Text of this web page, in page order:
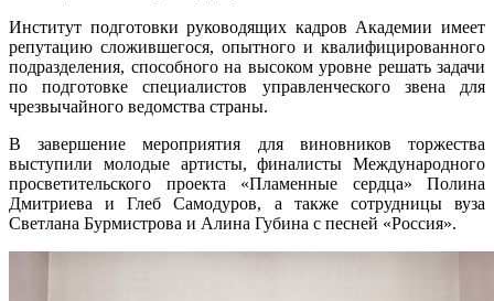
Институт подготовки руководящих кадров Академии имеет
репутацию сложившегося, опытного и квалифицированного
подразделения, способного на высоком уровне решать задачи
по подготовке специалистов управленческого звена для
чрезвычайного ведомства страны.
В завершение мероприятия для виновников торжества
выступили молодые артисты, финалисты Международного
просветительского проекта «Пламенные сердца» Полина
Дмитриева и Глеб Самодуров, а также сотрудницы вуза
Светлана Бурмистрова и Алина Губина с песней «Россия».